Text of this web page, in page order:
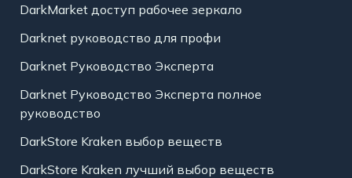
DarkMarket доступ рабочее зеркало
Darknet руководство для профи
Darknet Руководство Эксперта
Darknet Руководство Эксперта полное
руководство
DarkStore Kraken выбор веществ
DarkStore Kraken лучший выбор веществ